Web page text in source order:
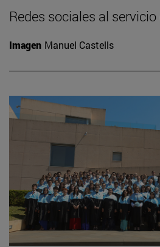
Redes sociales al
Imagen Manuel Castells